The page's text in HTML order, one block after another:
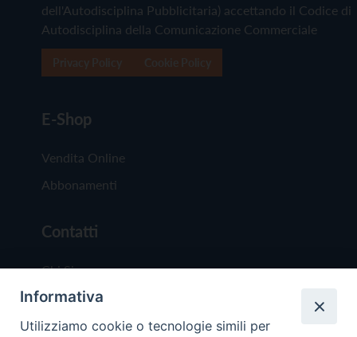
dell'Autodisciplina Pubblicitaria) accettando il Codice di
Autodisciplina della Comunicazione Commerciale
E-Shop
Vendita Online
Abbonamenti
Contatti
Chi Siamo
Redazione
Scrivici
Informativa
Utilizziamo cookie o tecnologie simili per